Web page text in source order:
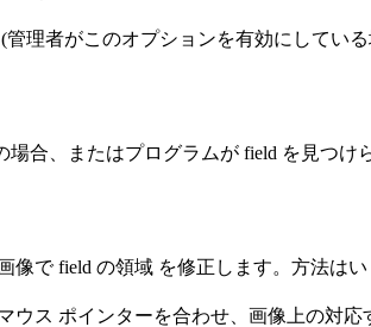
理者がこのオプションを有効にしてい
場合、またはプログラムが field を見つ
像で field の領域 を修正します。方法はい
ウス ポインターを合わせ、画像上の対